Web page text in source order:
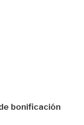
bonificación